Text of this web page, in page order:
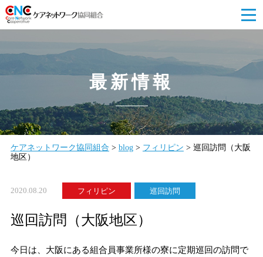
最新情報
ケアネットワーク協同組合 > blog> フィリピン > 巡回訪問（大阪
地区）
2020.08.20 フィリピン 巡回訪問
巡回訪問（大阪地区）
今日は、大阪にある組合員事業所様の寮に定期巡回の訪問で